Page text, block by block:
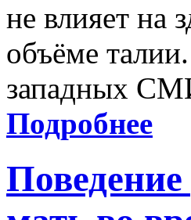
не влияет на
объёме
западных
Подробнее
Поведение